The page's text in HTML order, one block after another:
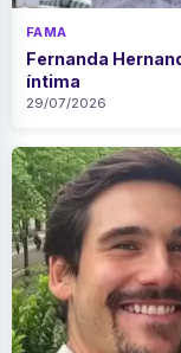
FAMA
Fernanda
íntima
29/07/2026